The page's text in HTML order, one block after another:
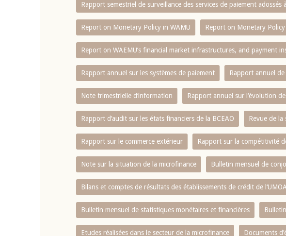
Rapport semestriel de surveillance des services de paiement adossés
Report on Monetary Policy in WAMU Report on Monetary Policy
Report on WAEMU’s financial market infrastructures, and payment
Rapport annuel sur les systèmes de paiement Rapport annuel de
Note trimestrielle d‘information Rapport annuel sur l‘évolution
Rapport d‘audit sur les états financiers de la BCEAO Revue de la
Rapport sur le commerce extérieur Rapport sur la compétitivité
Note sur la situation de la microfinance Bulletin mensuel de
Bilans et comptes de résultats des établissements de crédit de l‘UMOA
Bulletin mensuel de statistiques monétaires et financières
Etudes réalisées dans le secteur de la microfinance Documents